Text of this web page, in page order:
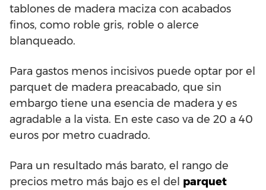
tablones de madera maciza con acabados
finos, como roble gris, roble o alerce
blanqueado.
Para gastos menos incisivos puede optar por el
parquet de madera preacabado, que sin
embargo tiene una esencia de madera y es
agradable a la vista. En este caso va de 20 a 40
euros por metro cuadrado.
Para un resultado más barato, el rango de
precios metro más bajo es el del parquet